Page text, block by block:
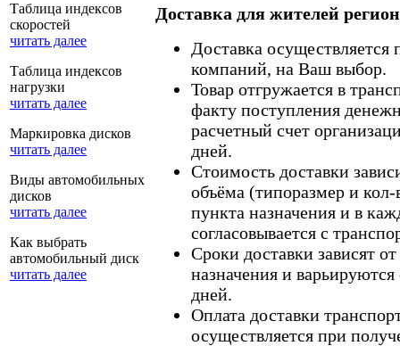
Таблица индексов
скоростей
читать далее
Таблица индексов
нагрузки
читать далее
Маркировка дисков
читать далее
Виды автомобильных
дисков
читать далее
Как выбрать
автомобильный диск
читать далее
Доставка для жителей
Доставка
компаний, на Ваш выбор.
Товар отгружается в
факту поступления
расчетный счет
дней.
Стоимость доставки
объёма (типоразмер и кол-
пункта назначения и в
согласовывается с
Сроки доставки зависят
назначения и
дней.
Оплата доставки
осуществляется при